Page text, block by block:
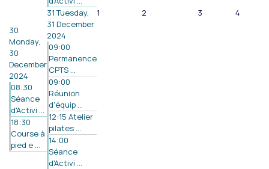
30
Monday,
30
December
2024
08:30
Séance
d'Activi ...
18:30
Course à
pied e ...
31 Tuesday,
31 December
2024
09:00
Permanence
CPTS ...
09:00
Réunion
d'équip ...
12:15 Atelier
pilates ...
14:00
Séance
d'Activi ...
1 2 3 4